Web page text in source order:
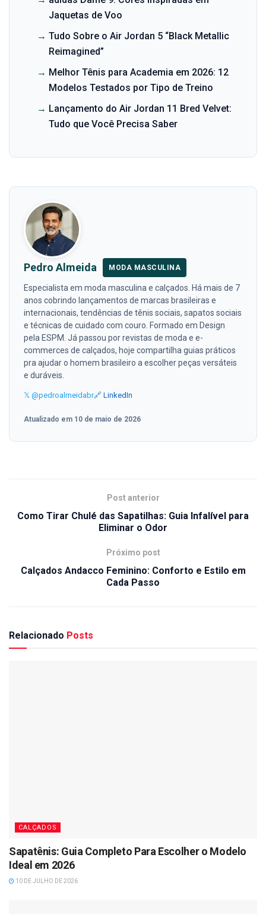
Jaquetas de Voo
→ Tudo Sobre o Air Jordan 5 “Black Metallic
Reimagined”
→ Melhor Tênis para Academia em 2026: 12
Modelos Testados por Tipo de Treino
→ Lançamento do Air Jordan 11 Bred Velvet:
Tudo que Você Precisa Saber
Pedro Almeida MODA MASCULINA
Especialista em moda masculina e calçados. Há mais de 7
anos cobrindo lançamentos de marcas brasileiras e
internacionais, tendências de tênis sociais, sapatos sociais
e técnicas de cuidado com couro. Formado em Design
pela ESPM. Já passou por revistas de moda e e-
commerces de calçados, hoje compartilha guias práticos
pra ajudar o homem brasileiro a escolher peças versáteis
e duráveis.
𝕏 @pedroalmeidabr🔗 LinkedIn
Atualizado em 10 de maio de 2026
Post anterior
Como Tirar Chulé das Sapatilhas: Guia Infalível para
Eliminar o Odor
Próximo post
Calçados Andacco Feminino: Conforto e Estilo em
Cada Passo
Relacionado Posts
CALÇADOS
Sapatênis: Guia Completo Para Escolher o Modelo
Ideal em 2026
10 DE JULHO DE 2026